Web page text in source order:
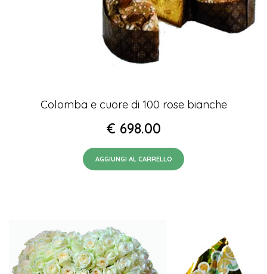
Colomba e cuore di 100 rose bianche
€ 698.00
AGGIUNGI AL CARRELLO